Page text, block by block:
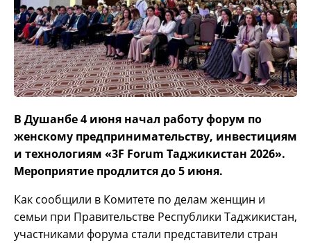
В Душанбе 4 июня начал работу форум по
женскому предпринимательству, инвестициям
и технологиям «3F Forum Таджикистан 2026».
Мероприятие продлится до 5 июня.
Как сообщили в Комитете по делам женщин и
семьи при Правительстве Республики Таджикистан,
участниками форума стали представители стран